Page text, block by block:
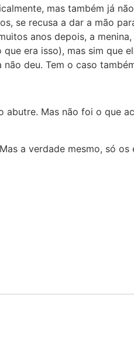
mas também já
se recusa a dar a mão
anos depois, a
era isso), mas sim que
deu. Tem o caso
abutre. Mas não foi o
a verdade mesmo, só